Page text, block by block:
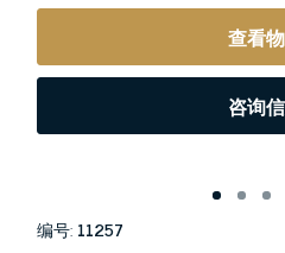
查看
咨询
编号: 11257